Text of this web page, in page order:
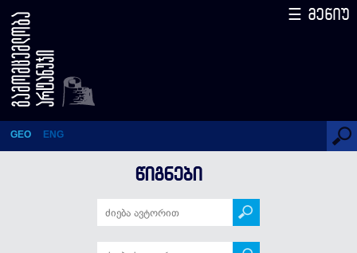
ქართული დიპლომატიის
ისტორია
GEO ENG
☰ მენიუ
ᲬᲘᲒᲜᲔᲑᲘ